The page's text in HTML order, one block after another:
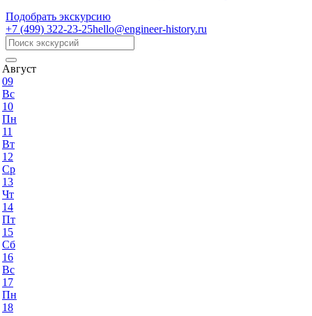
Подобрать экскурсию
+7 (499) 322-23-25hello@engineer-history.ru
Август
09
Вс
10
Пн
11
Вт
12
Ср
13
Чт
14
Пт
15
Сб
16
Вс
17
Пн
18